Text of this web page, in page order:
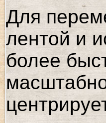
Для
лентой и
более